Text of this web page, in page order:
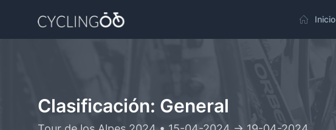
Inicio
Clasificación: General